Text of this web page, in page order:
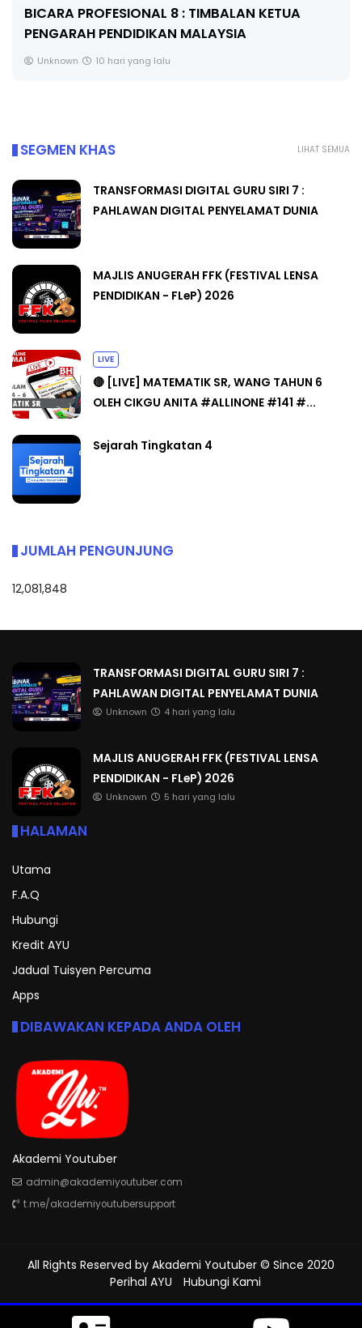
BICARA KORPORAT 3 : PROGRAM
SELAMAT DAN BERKUALITI (AMALAN PER...
Unknown 10 hari yang lalu
LIHAT SEMUA
SEGMEN KHAS
TRANSFORMASI DIGITAL GURU SIRI 7 :
PAHLAWAN DIGITAL PENYELAMAT DUNIA
MAJLIS ANUGERAH FFK (FESTIVAL LENSA
PENDIDIKAN - FLeP) 2026
LIVE
🔴 [LIVE] MATEMATIK SR, WANG TAHUN 6
OLEH CIKGU ANITA #ALLINONE #141 #...
Sejarah Tingkatan 4
JUMLAH PENGUNJUNG
12,081,848
TRANSFORMASI DIGITAL GURU SIRI 7 :
PAHLAWAN DIGITAL PENYELAMAT DUNIA
Unknown 4 hari yang lalu
MAJLIS ANUGERAH FFK (FESTIVAL LENSA
PENDIDIKAN - FLeP) 2026
Unknown 5 hari yang lalu
HALAMAN
Utama
F.A.Q
Hubungi
Kredit AYU
Jadual Tuisyen Percuma
Apps
DIBAWAKAN KEPADA ANDA OLEH
Akademi Youtuber
admin@akademiyoutuber.com
t.me/akademiyoutubersupport
All Rights Reserved by Akademi Youtuber © Since 2020
Perihal AYU
Hubungi Kami